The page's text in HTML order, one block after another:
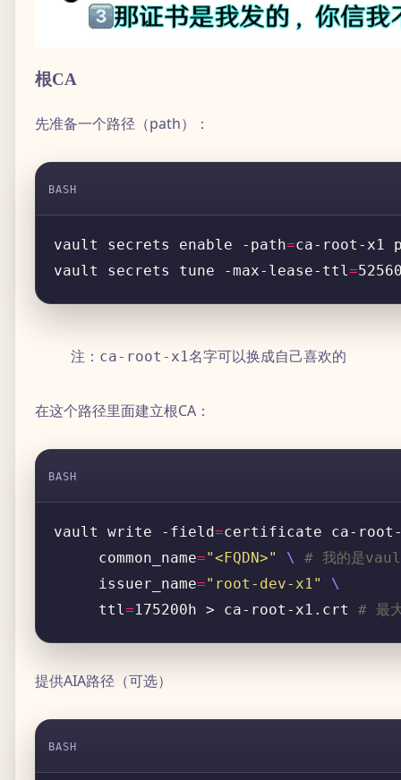
根CA
先准备一个路径（path）：
BASH
vault secrets enable -path=
vault secrets tune -max-lease-ttl=
注： ca-root-x1名字可以换成自己喜欢的
在这个路径里面建立根CA：
BASH
vault write -field=certificate ca-
     common_name
="<FQDN>" \ # 我的是
     issuer_name
="root-dev-x1"
     ttl
=175200h > ca-root-x1.crt # 最
提供AIA路径（可选）
BASH